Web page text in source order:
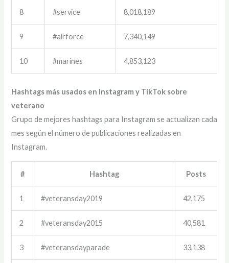
8 #service 8,018,189
9 #airforce 7,340,149
10 #marines 4,853,123
Hashtags más usados en Instagram y TikTok sobre
veterano
Grupo de mejores hashtags para Instagram se actualizan cada
mes según el número de publicaciones realizadas en
Instagram.
# Hashtag Posts
1 #veteransday2019 42,175
2 #veteransday2015 40,581
3 #veteransdayparade 33,138